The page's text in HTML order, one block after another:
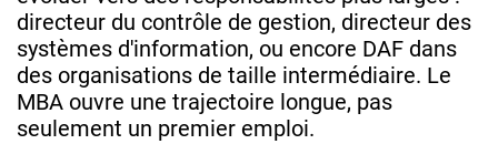
directeur du contrôle de gestion, directeur des
systèmes d'information, ou encore DAF dans
des organisations de taille intermédiaire. Le
MBA ouvre une trajectoire longue, pas
seulement un premier emploi.